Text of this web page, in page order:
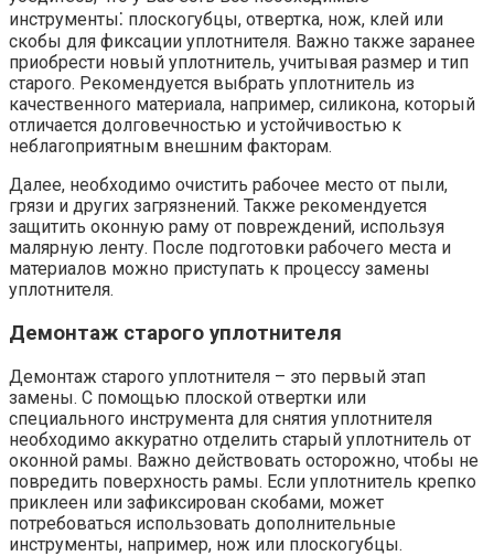
инструменты⁚ плоскогубцы, отвертка, нож, клей или
скобы для фиксации уплотнителя. Важно также заранее
приобрести новый уплотнитель, учитывая размер и тип
старого. Рекомендуется выбрать уплотнитель из
качественного материала, например, силикона, который
отличается долговечностью и устойчивостью к
неблагоприятным внешним факторам.
Далее, необходимо очистить рабочее место от пыли,
грязи и других загрязнений. Также рекомендуется
защитить оконную раму от повреждений, используя
малярную ленту. После подготовки рабочего места и
материалов можно приступать к процессу замены
уплотнителя.
Демонтаж старого уплотнителя
Демонтаж старого уплотнителя – это первый этап
замены. С помощью плоской отвертки или
специального инструмента для снятия уплотнителя
необходимо аккуратно отделить старый уплотнитель от
оконной рамы. Важно действовать осторожно, чтобы не
повредить поверхность рамы. Если уплотнитель крепко
приклеен или зафиксирован скобами, может
потребоваться использовать дополнительные
инструменты, например, нож или плоскогубцы.